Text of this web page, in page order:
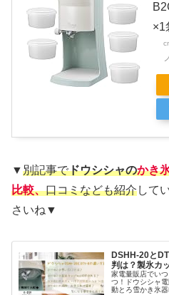
×1
▼別記事でドウシシャのかき
比較、口コミなども紹介して
さいね▼
DSHH-20と
判は？製氷カ
家電量販店でい
つ！ドウシシャ
動とろ雪かき氷